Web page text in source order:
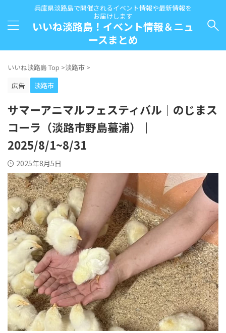
兵庫県淡路島で開催されるイベント情報や最新情報を
お届けします
いいね淡路島！イベント情報＆ニュ
ースまとめ
いいね淡路島 Top >淡路市 >
広告
淡路市
サマーアニマルフェスティバル｜のじまス
コーラ（淡路市野島蟇浦）｜
2025/8/1~8/31
2025年8月5日